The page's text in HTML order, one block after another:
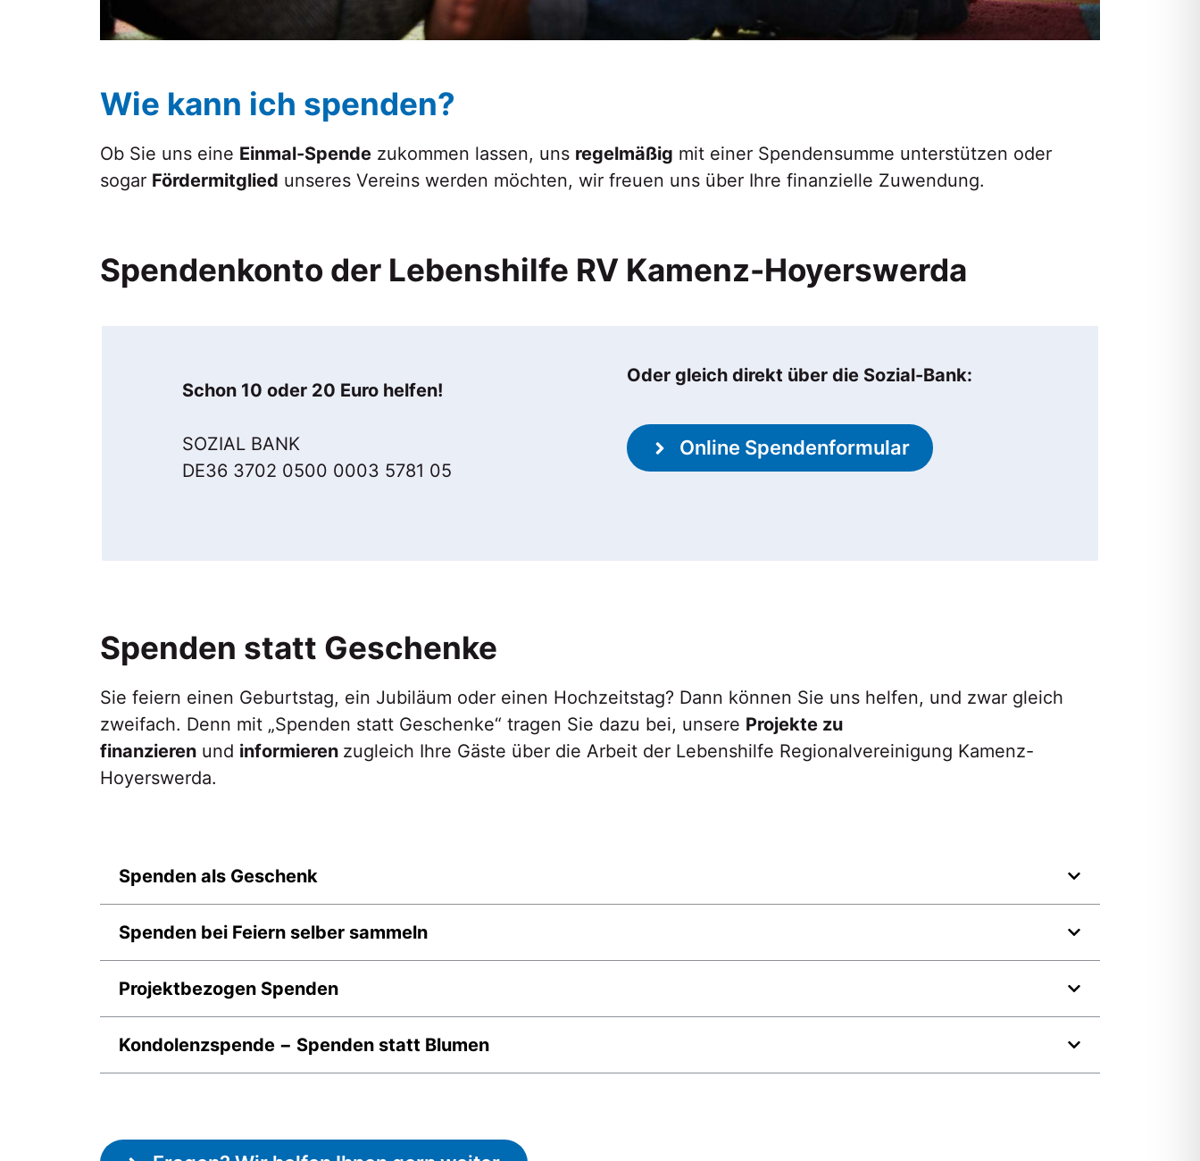
Wie kann ich spenden?
Ob Sie uns eine Einmal-Spende zukommen lassen, uns regelmäßig mit einer Spendensumme unterstützen oder
sogar Fördermitglied unseres Vereins werden möchten, wir freuen uns über Ihre finanzielle Zuwendung.
Spendenkonto der Lebenshilfe RV Kamenz-Hoyerswerda
Schon 10 oder 20 Euro helfen!
SOZIAL BANK
DE36 3702 0500 0003 5781 05
Oder gleich direkt über die Sozial-Bank:
Online Spendenformular
Spenden statt Geschenke
Sie feiern einen Geburtstag, ein Jubiläum oder einen Hochzeitstag? Dann können Sie uns helfen, und zwar gleich
zweifach. Denn mit „Spenden statt Geschenke“ tragen Sie dazu bei, unsere Projekte zu
finanzieren und informieren zugleich Ihre Gäste über die Arbeit der Lebenshilfe Regionalvereinigung Kamenz-
Hoyerswerda.
Spenden als Geschenk
Spenden bei Feiern selber sammeln
Projektbezogen Spenden
Kondolenzspende − Spenden statt Blumen